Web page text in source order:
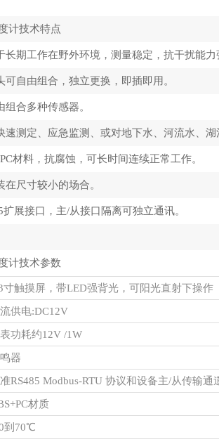
计技术特点
长期工作在野外环境，测量稳定，抗干扰能力
自由组合，独立更换，即插即用。
合多种传感器。
速测定、应急监测、或对地下水、河流水、
材料，抗腐蚀，可长时间连续正常工作。
尺寸较小的场合。
展接口，主/从接口隔离可独立通讯。
计技术参数
寸触摸屏，带LED强背光，可阳光直射下操作
供电:DC12V
功耗约12V /1W
器
RS485 Modbus-RTU 协议和设备主/从传输通
材质
到70℃